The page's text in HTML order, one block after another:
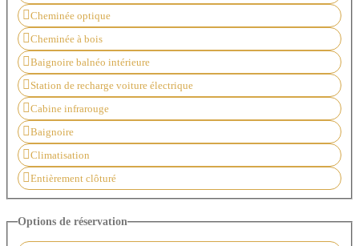
Cheminée optique
Cheminée à bois
Baignoire balnéo intérieure
Station de recharge voiture électrique
Cabine infrarouge
Baignoire
Climatisation
Entièrement clôturé
Options de réservation